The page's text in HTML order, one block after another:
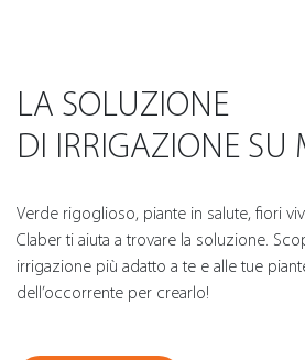
LA SOLUZIONE
DI IRRIGAZIONE SU
Verde rigoglioso, piante in salute, fiori
Claber ti aiuta a trovare la soluzione.
irrigazione più adatto a te e alle tue
dell’occorrente per crearlo!